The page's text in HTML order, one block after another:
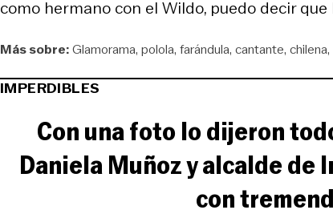
como hermano con el Wildo, puedo decir que
Más sobre:Glamorama polola farándula cantante chilena
IMPERDIBLES
Con una foto lo dijeron
Daniela Muñoz y alcalde
con